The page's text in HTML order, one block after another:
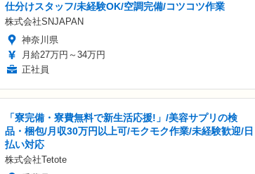
仕分けスタッフ/未経験OK/空調完備/コツコツ作業
株式会社SNJAPAN
神奈川県
月給27万円～34万円
正社員
「寮完備・寮費無料で新生活応援!」/美容サプリの検
品・梱包/月収30万円以上可/モクモク作業/未経験歓迎/日
払い対応
株式会社Tetote